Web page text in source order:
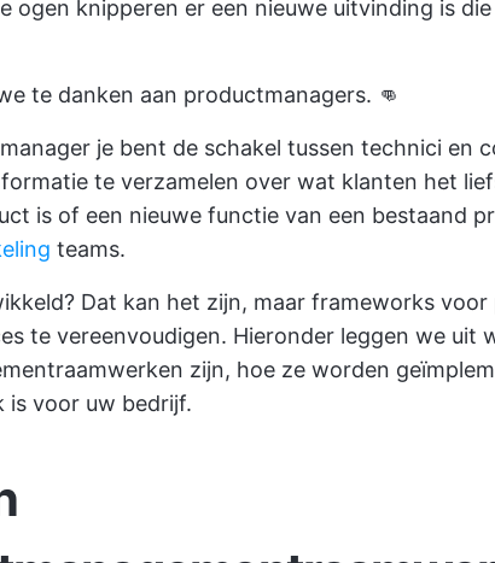
ogen knipperen er een nieuwe uitvinding is
te danken aan productmanagers. 👊
je bent de schakel tussen technici en
te verzamelen over wat klanten het
is of een nieuwe functie van een bestaand
teams.
Dat kan het zijn, maar frameworks
te vereenvoudigen. Hieronder leggen we uit
zijn, hoe ze worden
is voor uw bedrijf.